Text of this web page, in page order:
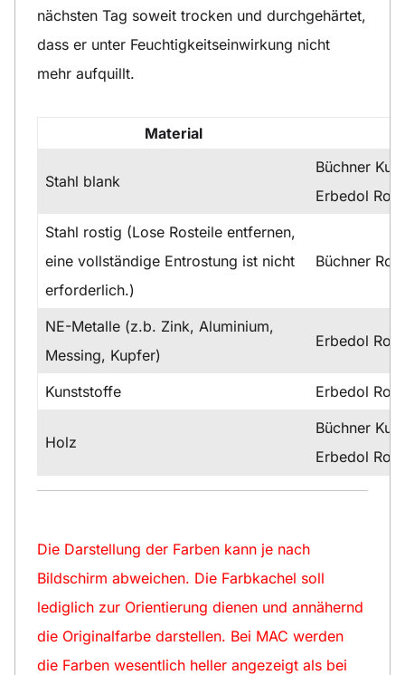
nächsten Tag soweit trocken und durchgehärtet,
dass er unter Feuchtigkeitseinwirkung nicht
mehr aufquillt.
Material
Stahl blank
Büchner
Erbedol
Stahl rostig (Lose Rosteile entfernen,
eine vollständige Entrostung ist nicht
erforderlich.)
Büchner
NE-Metalle (z.b. Zink, Aluminium,
Messing, Kupfer)
Erbedol
Kunststoffe Erbedol
Holz
Büchner
Erbedol
Die Darstellung der Farben kann je nach
Bildschirm abweichen. Die Farbkachel soll
lediglich zur Orientierung dienen und annähernd
die Originalfarbe darstellen. Bei MAC werden
die Farben wesentlich heller angezeigt als bei